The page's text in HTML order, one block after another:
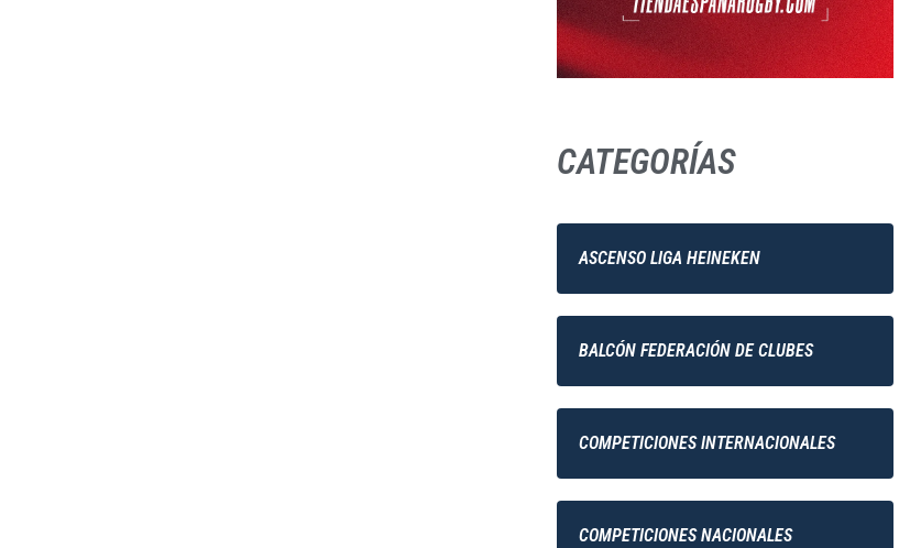
CATEGORÍAS
ASCENSO LIGA HEINEKEN
BALCÓN FEDERACIÓN DE CLUBES
COMPETICIONES INTERNACIONALES
COMPETICIONES NACIONALES